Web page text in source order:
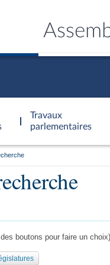
Travaux
parlementaires
boutons pour faire un choix)